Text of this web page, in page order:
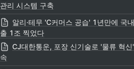
관리 시스템 구축
알리·테무 'C커머스 공습' 1년만에 국
출 1조 찍었다
CJ대한통운, 포장 신기술로 '물류 혁
속